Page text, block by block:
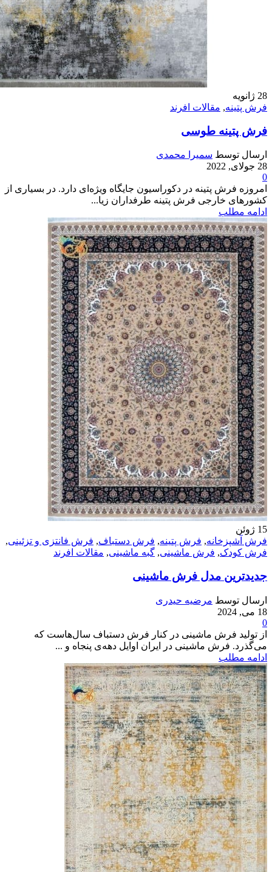
28 ژانویه
فرش پتینه, مقالات افرند
فرش پتینه طوسی
ارسال توسط سمیرا محمدی
28 جولای, 2022
0
امروزه فرش پتینه در دکوراسیون جایگاه ویژه‌ای دارد. در بسیاری از
کشورهای خارجی فرش پتینه طرفداران زیا...
ادامه مطلب
15 ژوئن
فرش آشپزخانه, فرش پتینه, فرش دستباف, فرش فانتزی و تزئینی,
فرش کودک, فرش ماشینی, گبه ماشینی, مقالات افرند
جدیدترین مدل فرش ماشینی
ارسال توسط مرضیه حیدری
18 می, 2024
0
از تولید فرش ماشینی در کنار فرش دستباف سال‌هاست که
می‌گذرد. فرش ماشینی در ایران اوایل دهه‌ی پنجاه و ...
ادامه مطلب